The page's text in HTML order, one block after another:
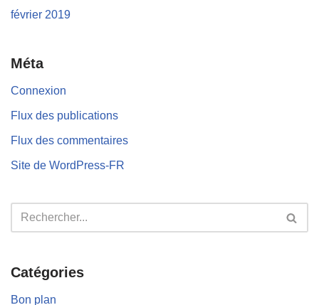
février 2019
Méta
Connexion
Flux des publications
Flux des commentaires
Site de WordPress-FR
Catégories
Bon plan